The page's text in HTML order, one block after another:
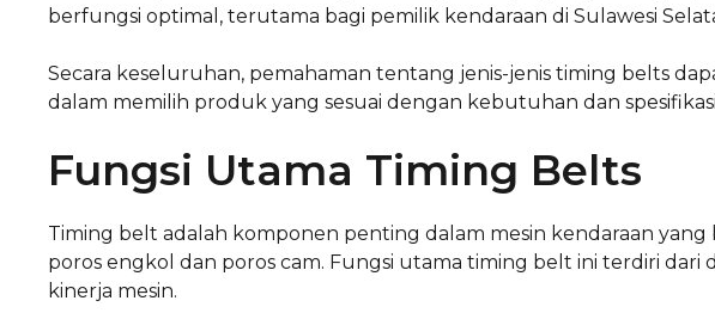
berfungsi optimal, terutama bagi pemilik kendaraan di Sulawesi
Secara keseluruhan, pemahaman tentang jenis-jenis timing belts
dalam memilih produk yang sesuai dengan kebutuhan dan
Fungsi Utama Timing Belts
Timing belt adalah komponen penting dalam mesin kendaraan
poros engkol dan poros cam. Fungsi utama timing belt ini terdiri dari
kinerja mesin.